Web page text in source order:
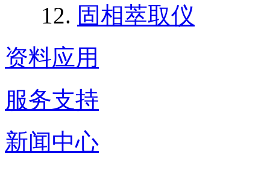
固相萃取仪
资料应用
服务支持
新闻中心